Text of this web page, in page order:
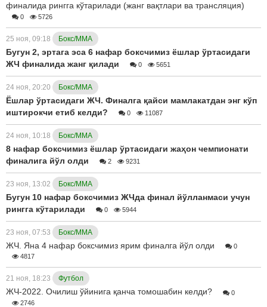
финалида рингга кўтарилади (жанг вақтлари ва трансляция)
0 5726
25 ноя, 09:18 Бокс/ММА
Бугун 2, эртага эса 6 нафар боксчимиз ёшлар ўртасидаги
ЖЧ финалида жанг қилади
0 5651
24 ноя, 20:20 Бокс/ММА
Ёшлар ўртасидаги ЖЧ. Финалга қайси мамлакатдан энг кўп
иштирокчи етиб келди?
0 11087
24 ноя, 10:18 Бокс/ММА
8 нафар боксчимиз ёшлар ўртасидаги жаҳон чемпионати
финалига йўл олди
2 9231
23 ноя, 13:02 Бокс/ММА
Бугун 10 нафар боксчимиз ЖЧда финал йўлланмаси учун
рингга кўтарилади
0 5944
23 ноя, 07:53 Бокс/ММА
ЖЧ. Яна 4 нафар боксчимиз ярим финалга йўл олди
0
4817
21 ноя, 18:23 Футбол
ЖЧ-2022. Очилиш ўйинига қанча томошабин келди?
0
2746